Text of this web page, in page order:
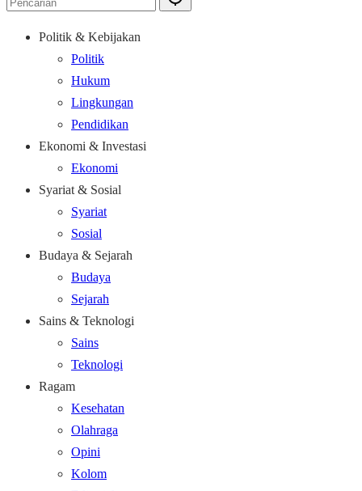
Politik & Kebijakan
Politik
Hukum
Lingkungan
Pendidikan
Ekonomi & Investasi
Ekonomi
Syariat & Sosial
Syariat
Sosial
Budaya & Sejarah
Budaya
Sejarah
Sains & Teknologi
Sains
Teknologi
Ragam
Kesehatan
Olahraga
Opini
Kolom